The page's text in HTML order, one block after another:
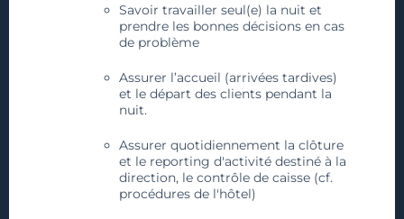
Savoir travailler seul(e) la nuit et
prendre les bonnes décisions en cas
de problème
Assurer l’accueil (arrivées tardives)
et le départ des clients pendant la
nuit.
Assurer quotidiennement la clôture
et le reporting d'activité destiné à la
direction, le contrôle de caisse (cf.
procédures de l'hôtel)